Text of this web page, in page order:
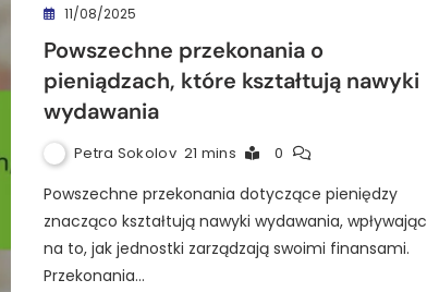
11/08/2025
Powszechne przekonania o
pieniądzach, które kształtują nawyki
wydawania
Petra Sokolov 21 mins 0
Powszechne przekonania dotyczące pieniędzy
znacząco kształtują nawyki wydawania, wpływając
na to, jak jednostki zarządzają swoimi finansami.
Przekonania…